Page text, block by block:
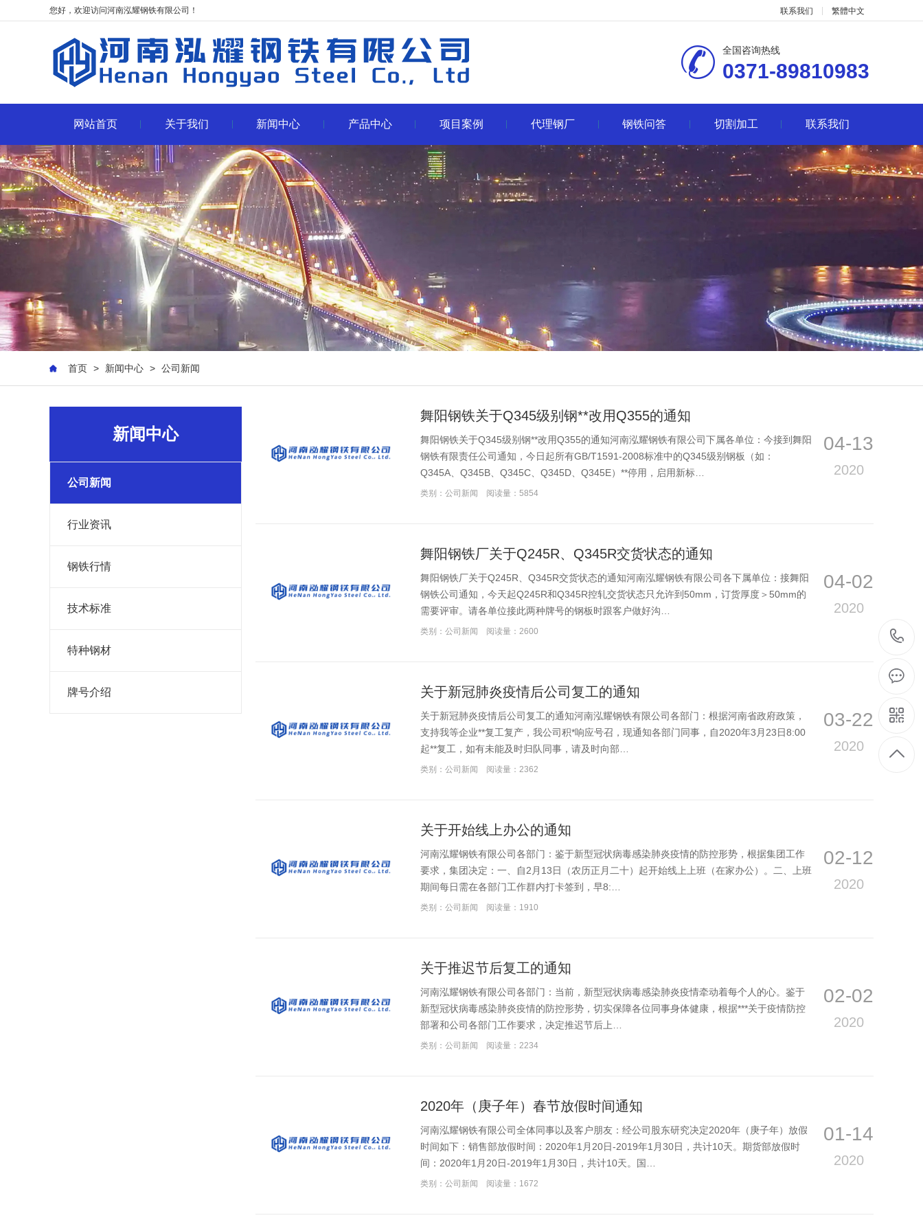
您好，欢迎访问河南泓耀钢铁有限公司！ 联系我们 繁體中文
全国咨询热线
0371-89810983
网站首页 关于我们 新闻中心 产品中心 项目案例 代理钢厂 钢铁问答 切割加工 联系我们
首页 > 新闻中心 > 公司新闻
新闻中心
公司新闻
行业资讯
钢铁行情
技术标准
特种钢材
牌号介绍
舞阳钢铁关于Q345级别钢**改用Q355的通知
舞阳钢铁关于Q345级别钢**改用Q355的通知河南泓耀钢铁有限公司下属各单位：今接到舞阳
钢铁有限责任公司通知，今日起所有GB/T1591-2008标准中的Q345级别钢板（如：
Q345A、Q345B、Q345C、Q345D、Q345E）**停用，启用新标…
类别：公司新闻 阅读量：5854
04-13
2020
舞阳钢铁厂关于Q245R、Q345R交货状态的通知
舞阳钢铁厂关于Q245R、Q345R交货状态的通知河南泓耀钢铁有限公司各下属单位：接舞阳
钢铁公司通知，今天起Q245R和Q345R控轧交货状态只允许到50mm，订货厚度＞50mm的
需要评审。请各单位接此两种牌号的钢板时跟客户做好沟…
类别：公司新闻 阅读量：2600
04-02
2020
关于新冠肺炎疫情后公司复工的通知
关于新冠肺炎疫情后公司复工的通知河南泓耀钢铁有限公司各部门：根据河南省政府政策，
支持我等企业**复工复产，我公司积*响应号召，现通知各部门同事，自2020年3月23日8:00
起**复工，如有未能及时归队同事，请及时向部…
类别：公司新闻 阅读量：2362
03-22
2020
关于开始线上办公的通知
河南泓耀钢铁有限公司各部门：鉴于新型冠状病毒感染肺炎疫情的防控形势，根据集团工作
要求，集团决定：一、自2月13日（农历正月二十）起开始线上上班（在家办公）。二、上班
期间每日需在各部门工作群内打卡签到，早8:…
类别：公司新闻 阅读量：1910
02-12
2020
关于推迟节后复工的通知
河南泓耀钢铁有限公司各部门：当前，新型冠状病毒感染肺炎疫情牵动着每个人的心。鉴于
新型冠状病毒感染肺炎疫情的防控形势，切实保障各位同事身体健康，根据***关于疫情防控
部署和公司各部门工作要求，决定推迟节后上…
类别：公司新闻 阅读量：2234
02-02
2020
2020年（庚子年）春节放假时间通知
河南泓耀钢铁有限公司全体同事以及客户朋友：经公司股东研究决定2020年（庚子年）放假
时间如下：销售部放假时间：2020年1月20日-2019年1月30日，共计10天。期货部放假时
间：2020年1月20日-2019年1月30日，共计10天。国…
类别：公司新闻 阅读量：1672
01-14
2020